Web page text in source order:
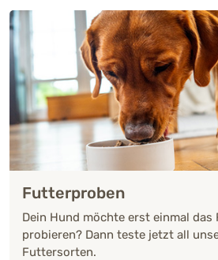
Futterproben
Dein Hund möchte erst einmal das
probieren? Dann teste jetzt all
Futtersorten.